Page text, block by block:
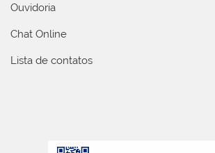
Ouvidoria
Chat Online
Lista de contatos